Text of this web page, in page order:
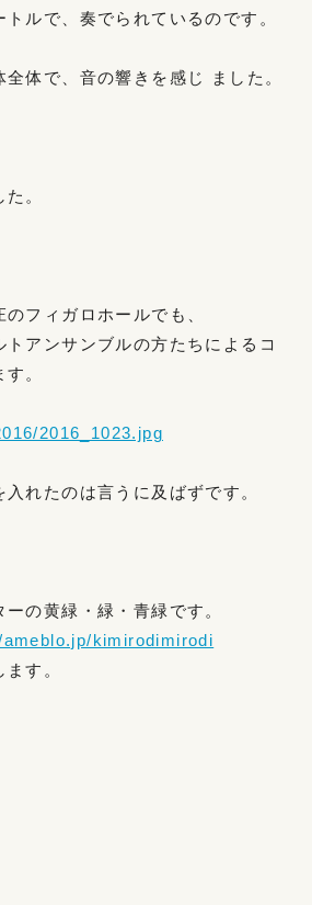
ルで、奏でられているのです。
体で、音の響きを感じ ました。
。
フィガロホールでも、
アンサンブルの方たちによるコ
。
2016_1023.jpg
れたのは言うに及ばずです。
の黄緑・緑・青緑です。
kimirodimirodi
す。